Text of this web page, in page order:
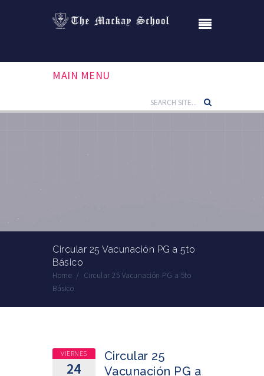
MAIN MENU
Circular 25 Vacunación PG a 5to
Básico
Home / Circular 25 Vacunación PG a 5to
Básico
VIERNES
24
Circular 25
Vacunación PG a